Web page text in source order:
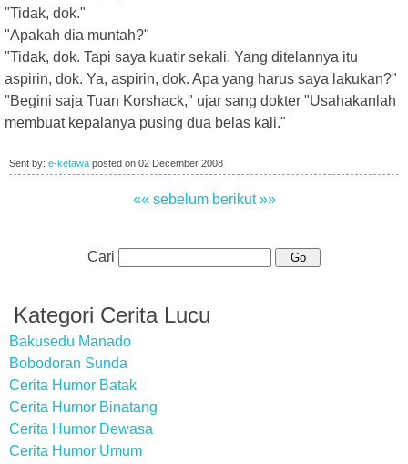
"Tidak, dok."
"Apakah dia muntah?"
"Tidak, dok. Tapi saya kuatir sekali. Yang ditelannya itu
aspirin, dok. Ya, aspirin, dok. Apa yang harus saya lakukan?"
"Begini saja Tuan Korshack," ujar sang dokter "Usahakanlah
membuat kepalanya pusing dua belas kali."
Sent by: e-ketawa posted on 02 December 2008
«« sebelum berikut »»
Cari
Kategori Cerita Lucu
Bakusedu Manado
Bobodoran Sunda
Cerita Humor Batak
Cerita Humor Binatang
Cerita Humor Dewasa
Cerita Humor Umum